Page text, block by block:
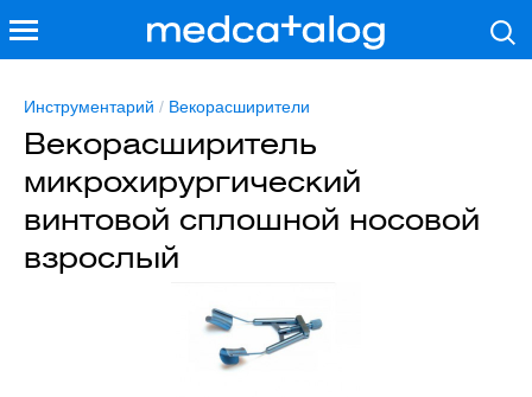
Инструментарий / Векорасширители
Векорасширитель
микрохирургический
винтовой сплошной носовой
взрослый